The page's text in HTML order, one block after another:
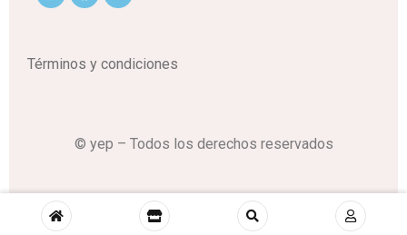
Términos y condiciones
© yep – Todos los derechos reservados